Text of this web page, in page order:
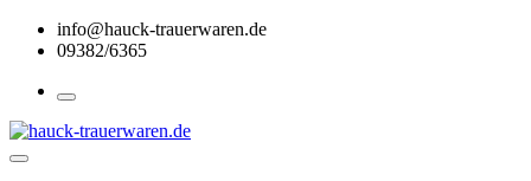
Skip
content
info@hauck-trauerwaren.de
09382/6365